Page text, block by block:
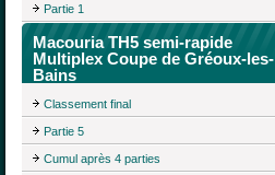
Partie 1
Macouria TH5 semi-rapide
Multiplex Coupe de Gréoux-les-
Bains
Classement final
Partie 5
Cumul après 4 parties